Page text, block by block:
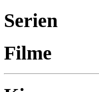
Serien
Filme